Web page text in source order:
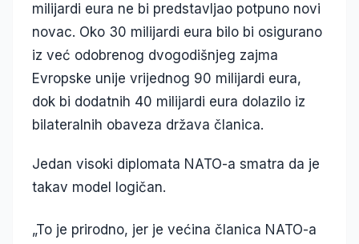
milijardi eura ne bi predstavljao potpuno novi
novac. Oko 30 milijardi eura bilo bi osigurano
iz već odobrenog dvogodišnjeg zajma
Evropske unije vrijednog 90 milijardi eura,
dok bi dodatnih 40 milijardi eura dolazilo iz
bilateralnih obaveza država članica.
Jedan visoki diplomata NATO-a smatra da je
takav model logičan.
„To je prirodno, jer je većina članica NATO-a